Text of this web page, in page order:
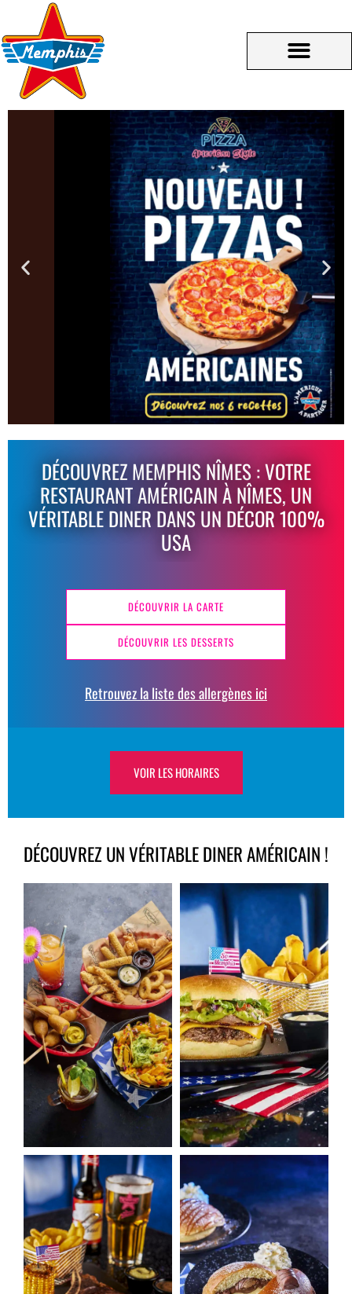
DÉCOUVREZ MEMPHIS NÎMES : VOTRE
RESTAURANT AMÉRICAIN À NÎMES, UN
VÉRITABLE DINER DANS UN DÉCOR 100%
USA
DÉCOUVRIR LA CARTE
DÉCOUVRIR LES DESSERTS
Retrouvez la liste des allergènes ici
VOIR LES HORAIRES
DÉCOUVREZ UN VÉRITABLE DINER AMÉRICAIN !